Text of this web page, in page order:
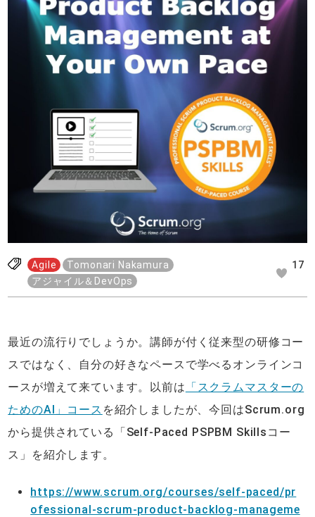
Agile
Tomonari Nakamura
アジャイル＆DevOps
17
最近の流行りでしょうか。講師が付く従来型の研修コー
スではなく、自分の好きなペースで学べるオンラインコ
ースが増えて来ています。以前は 「スクラムマスターの
ためのAI」コース を紹介しましたが、今回はScrum.org
から提供されている「Self-Paced PSPBM Skillsコー
ス」を紹介します。
https://www.scrum.org/courses/self-paced/pr
ofessional-scrum-product-backlog-manageme